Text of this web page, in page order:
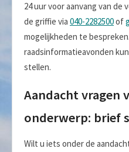
24 uur voor aanvang van
de griffie via 040-2282500of
mogelijkheden te
raadsinformatieavonden
stellen.
Aandacht vragen
onderwerp: brief
Wilt u iets onder de